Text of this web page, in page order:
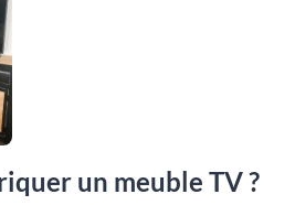
un meuble TV ?